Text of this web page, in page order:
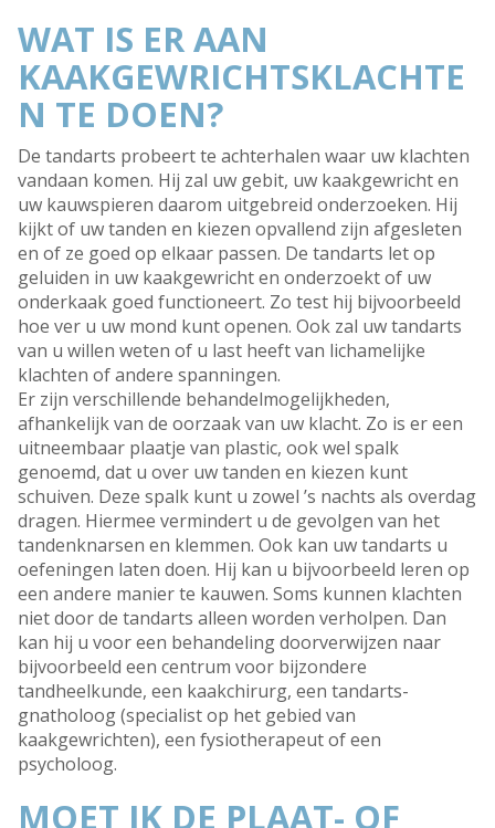
WAT IS ER AAN
KAAKGEWRICHTSKLACHTE
N TE DOEN?
De tandarts probeert te achterhalen waar uw klachten
vandaan komen. Hij zal uw gebit, uw kaakgewricht en
uw kauwspieren daarom uitgebreid onderzoeken. Hij
kijkt of uw tanden en kiezen opvallend zijn afgesleten
en of ze goed op elkaar passen. De tandarts let op
geluiden in uw kaakgewricht en onderzoekt of uw
onderkaak goed functioneert. Zo test hij bijvoorbeeld
hoe ver u uw mond kunt openen. Ook zal uw tandarts
van u willen weten of u last heeft van lichamelijke
klachten of andere spanningen.
Er zijn verschillende behandelmogelijkheden,
afhankelijk van de oorzaak van uw klacht. Zo is er een
uitneembaar plaatje van plastic, ook wel spalk
genoemd, dat u over uw tanden en kiezen kunt
schuiven. Deze spalk kunt u zowel ’s nachts als overdag
dragen. Hiermee vermindert u de gevolgen van het
tandenknarsen en klemmen. Ook kan uw tandarts u
oefeningen laten doen. Hij kan u bijvoorbeeld leren op
een andere manier te kauwen. Soms kunnen klachten
niet door de tandarts alleen worden verholpen. Dan
kan hij u voor een behandeling doorverwijzen naar
bijvoorbeeld een centrum voor bijzondere
tandheelkunde, een kaakchirurg, een tandarts-
gnatholoog (specialist op het gebied van
kaakgewrichten), een fysiotherapeut of een
psycholoog.
MOET IK DE PLAAT- OF